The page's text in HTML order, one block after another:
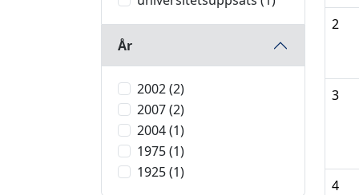
År
2002 (2)
2007 (2)
2004 (1)
1975 (1)
1925 (1)
2
3
4